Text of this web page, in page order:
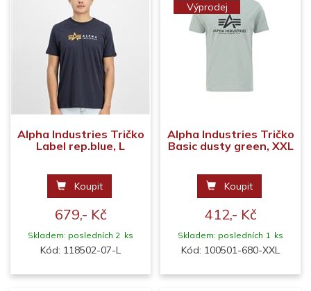
Alpha Industries Tričko
Label rep.blue, L
Koupit
679,- Kč
Skladem: posledních 2 ks
Kód: 118502-07-L
Výprodej
Alpha Industries Tričko
Basic dusty green, XXL
Koupit
412,- Kč
Skladem: posledních 1 ks
Kód: 100501-680-XXL